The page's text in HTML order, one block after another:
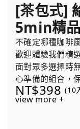
[茶包式]
5min精
不確定哪種咖啡
歡迎體驗我們精
面對眾多選擇時
心準備的組合，
NT$398 (10
view more +